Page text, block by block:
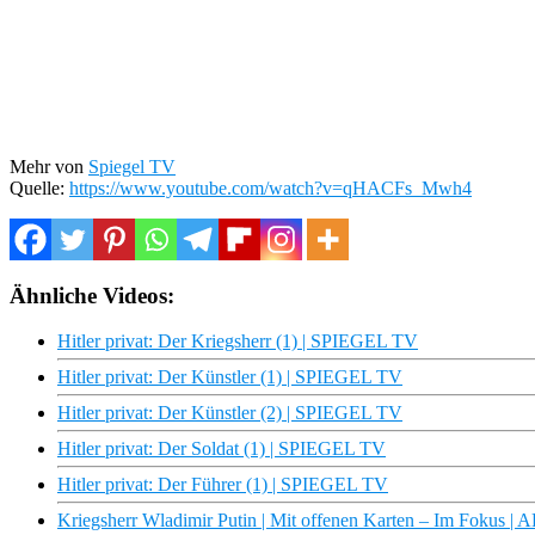
Mehr von Spiegel TV
Quelle: https://www.youtube.com/watch?v=qHACFs_Mwh4
Ähnliche Videos:
Hitler privat: Der Kriegsherr (1) | SPIEGEL TV
Hitler privat: Der Künstler (1) | SPIEGEL TV
Hitler privat: Der Künstler (2) | SPIEGEL TV
Hitler privat: Der Soldat (1) | SPIEGEL TV
Hitler privat: Der Führer (1) | SPIEGEL TV
Kriegsherr Wladimir Putin | Mit offenen Karten – Im Fokus |